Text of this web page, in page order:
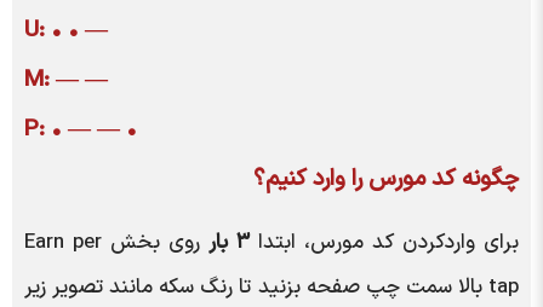
U: • • —
M: — —
P: • — — •
چگونه کد مورس را وارد کنیم؟
برای واردکردن کد مورس، ابتدا۳ بار
روی بخش Earn per
tap بالا سمت چپ صفحه بزنید تا رنگ سکه مانند تصویر زیر